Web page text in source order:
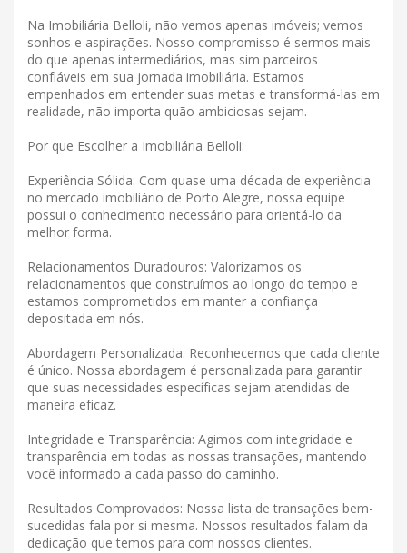
Na Imobiliária Belloli, não vemos apenas imóveis; vemos
sonhos e aspirações. Nosso compromisso é sermos mais
do que apenas intermediários, mas sim parceiros
confiáveis ​​em sua jornada imobiliária. Estamos
empenhados em entender suas metas e transformá-las em
realidade, não importa quão ambiciosas sejam.
Por que Escolher a Imobiliária Belloli:
Experiência Sólida: Com quase uma década de experiência
no mercado imobiliário de Porto Alegre, nossa equipe
possui o conhecimento necessário para orientá-lo da
melhor forma.
Relacionamentos Duradouros: Valorizamos os
relacionamentos que construímos ao longo do tempo e
estamos comprometidos em manter a confiança
depositada em nós.
Abordagem Personalizada: Reconhecemos que cada cliente
é único. Nossa abordagem é personalizada para garantir
que suas necessidades específicas sejam atendidas de
maneira eficaz.
Integridade e Transparência: Agimos com integridade e
transparência em todas as nossas transações, mantendo
você informado a cada passo do caminho.
Resultados Comprovados: Nossa lista de transações bem-
sucedidas fala por si mesma. Nossos resultados falam da
dedicação que temos para com nossos clientes.